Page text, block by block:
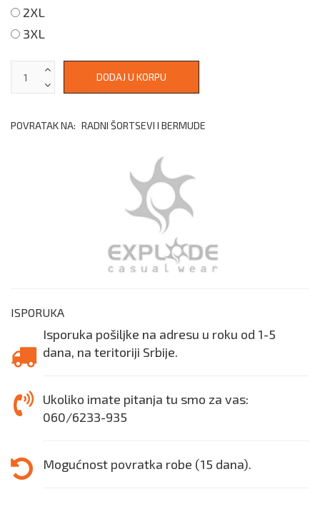
2XL
3XL
POVRATAK NA: RADNI ŠORTSEVI I BERMUDE
ISPORUKA
Isporuka pošiljke na adresu u roku od 1-5
dana, na teritoriji Srbije.
Ukoliko imate pitanja tu smo za vas:
060/6233-935
Mogućnost povratka robe (15 dana).